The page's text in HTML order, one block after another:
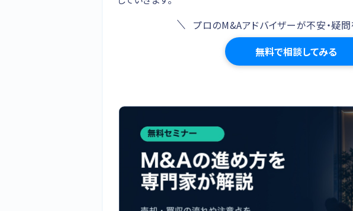
プロのM&Aアドバイザーが不安・疑
無料で相談してみる